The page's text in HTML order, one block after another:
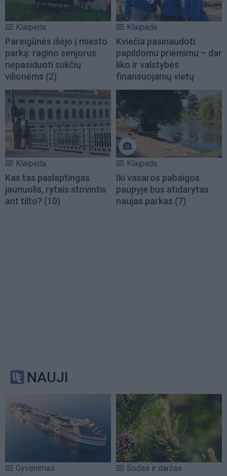
Klaipėda
Pareigūnės išėjo į miesto
parką: ragino senjorus
nepasiduoti sukčių
vilionėms (2)
Klaipėda
Kviečia pasinaudoti
papildomu priėmimu – dar
liko ir valstybės
finansuojamų vietų
Klaipėda
Kas tas paslaptingas
jaunuolis, rytais stovintis
ant tilto? (10)
Klaipėda
Iki vasaros pabaigos
paupyje bus atidarytas
naujas parkas (7)
NAUJI
Gyvenimas Sodas ir daržas